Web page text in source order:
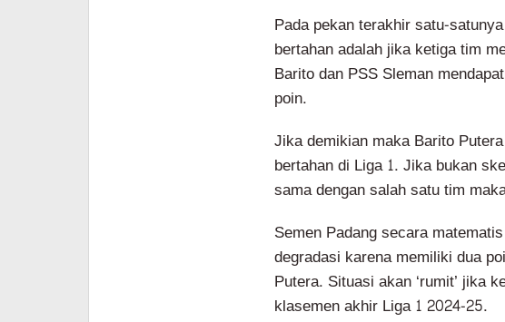
Pada pekan terakhir satu-
bertahan adalah jika ketiga tim
Barito dan PSS Sleman
poin.
Jika demikian maka Barito
bertahan di Liga 1. Jika bukan
sama dengan salah satu tim
Semen Padang secara
degradasi karena memiliki dua
Putera. Situasi akan ‘rumit’ jika
klasemen akhir Liga 1 2024-25.